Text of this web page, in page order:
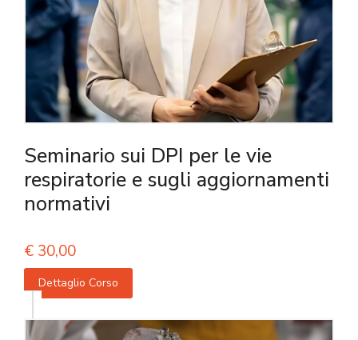
Seminario sui DPI per le vie
respiratorie e sugli aggiornamenti
normativi
€ 30,00
Dettaglio Corso